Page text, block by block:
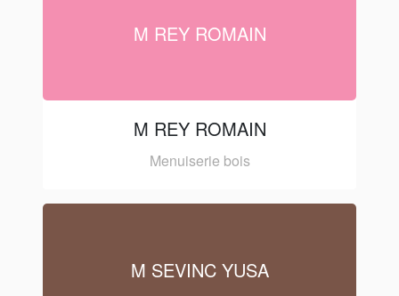
M REY ROMAIN
M REY ROMAIN
Menuiserie bois
M SEVINC YUSA